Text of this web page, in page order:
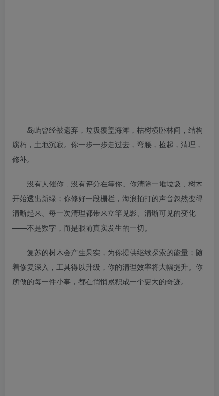
岛屿曾经被遗弃，垃圾覆盖海滩，枯树横卧林间，结构
腐朽，土地沉寂。你一步一步走过去，弯腰，捡起，清理，
修补。
没有人催你，没有评分在等你。你清除一堆垃圾，树木
开始透出新绿；你修好一段栅栏，海浪拍打的声音忽然变得
清晰起来。每一次清理都带来立竿见影、清晰可见的变化
——不是数字，而是眼前真实发生的一切。
复苏的树木会产生果实，为你提供继续探索的能量；随
着修复深入，工具得以升级，你的清理效率将大幅提升。你
所做的每一件小事，都在悄悄累积成一个更大的奇迹。